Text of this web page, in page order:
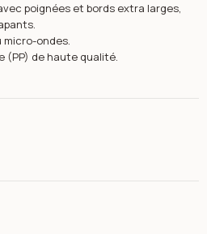
poignées et bords extra larges,
micro-ondes.
(PP) de haute qualité.